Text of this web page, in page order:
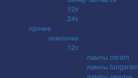
12v
24v
прочее
лампочки
12v
лампы osram
лампы
лампы диалуч